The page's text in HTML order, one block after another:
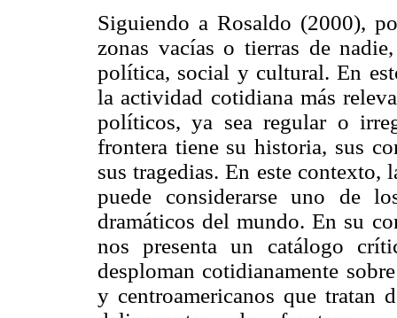
Siguiendo a Rosaldo (2000),
zonas vacías o tierras de
política, social y cultural. En
la actividad cotidiana más
políticos, ya sea regular o
frontera tiene su historia, sus
sus tragedias. En este
puede considerarse uno de
dramáticos del mundo. En su
nos presenta un catálogo
desploman cotidianamente
y centroamericanos que tratan